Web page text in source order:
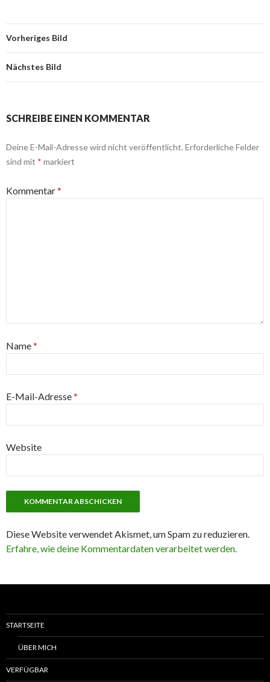
Vorheriges Bild
Nächstes Bild
SCHREIBE EINEN KOMMENTAR
Deine E-Mail-Adresse wird nicht veröffentlicht. Erforderliche Felder
sind mit * markiert
Kommentar*
Name*
E-Mail-Adresse*
Website
Diese Website verwendet Akismet, um Spam zu reduzieren.
Erfahre, wie deine Kommentardaten verarbeitet werden.
STARTSEITE
ÜBER MICH
VERFÜGBAR